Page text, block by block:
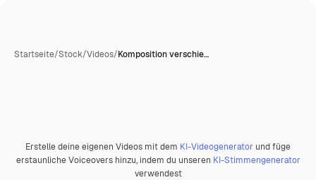
Startseite/Stock/Videos/Komposition verschie…
Premium
Erstelle deine eigenen Videos mit dem KI-Videogenerator und füge
erstaunliche Voiceovers hinzu, indem du unseren KI-Stimmengenerator
verwendest